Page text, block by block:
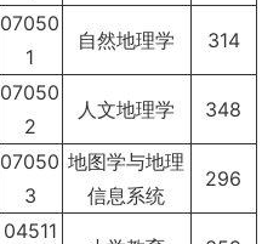
07050
1
自然地理学 314
07050
2
人文地理学 348
07050
3
地图学与地理
信息系统
296
04511